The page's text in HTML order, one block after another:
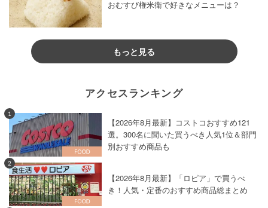
おむすび権米衛で好きなメニューは？
もっと見る
アクセスランキング
1
【2026年8月最新】コストコおすすめ121
選。300名に聞いた買うべき人気1位＆部門
別おすすめ商品も
2
【2026年8月最新】「ロピア」で買うべ
き！人気・定番のおすすめ商品総まとめ